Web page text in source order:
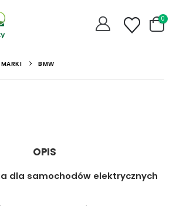
0
MARKI BMW
OPIS
dla samochodów elektrycznych